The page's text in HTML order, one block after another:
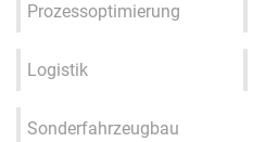
Prozessoptimierung
Logistik
Sonderfahrzeugbau